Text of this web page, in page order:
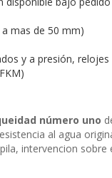
mas de 50 mm)
y a presión,
número uno
al agua
intervencion